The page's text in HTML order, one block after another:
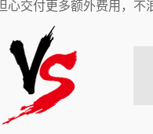
心交付更多额外费用，不